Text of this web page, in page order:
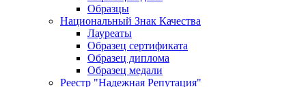
Образцы
Национальный Знак Качества
Лауреаты
Образец сертификата
Образец диплома
Образец медали
Реестр "Надежная Репутация"